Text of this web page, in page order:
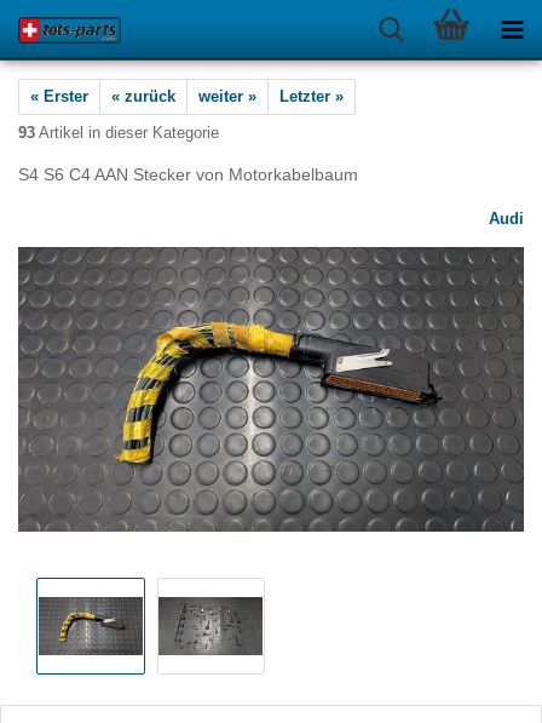
« Erster « zurück weiter »
Letzter »
93 Artikel in dieser Kategorie
S4 S6 C4 AAN Stecker von Motorkabelbaum
Audi